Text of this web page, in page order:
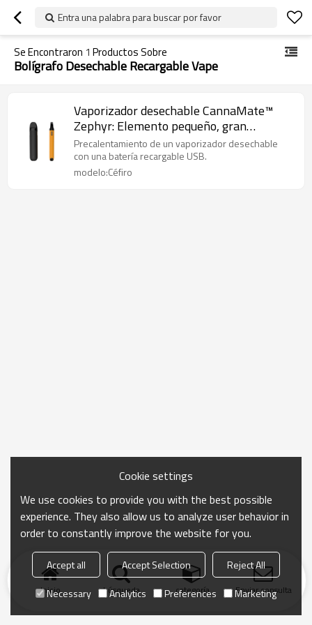
Entra una palabra para buscar por favor
Se Encontraron 1 Productos Sobre
Bolígrafo Desechable Recargable Vape
Vaporizador desechable CannaMate™
Zephyr: Elemento pequeño, gran
ejecución
Precalentamiento de un vaporizador desechable
con una batería recargable USB.
modelo:Céfiro
Inicio búsqueda categoría Enviar consulta
Cookie settings
We use cookies to provide you with the best possible
experience. They also allow us to analyze user behavior in
order to constantly improve the website for you.
Accept all Accept Selection
Reject All
Necessary
Analytics Preferences Marketing